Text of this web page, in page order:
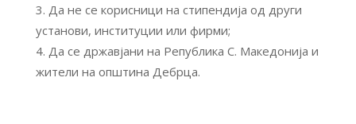
Да не се корисници на стипендија од други
установи, институции или фирми;
Да се државјани на Република С. Македонија и
жители на општина Дебрца.